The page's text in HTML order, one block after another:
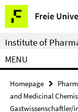
Springe
direkt
zu
Inhalt
Freie
Service
Navigation
Institute of
MENU
Homepage
and Medicinal
Gastwissenschaftler/